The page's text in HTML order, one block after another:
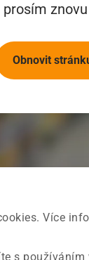
Více
s
Obnovit